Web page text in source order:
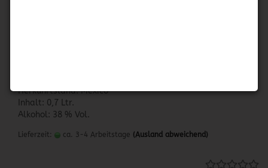
Herkunftsland: Mexico
Inhalt: 0,7 Ltr.
Alkohol: 38 % Vol.
Lieferzeit: ca. 3-4 Arbeitstage (Ausland abweichend)